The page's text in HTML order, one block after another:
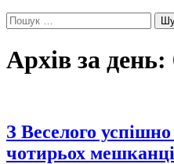
Пошук:
Архів за день:
З Веселого
чотирьох